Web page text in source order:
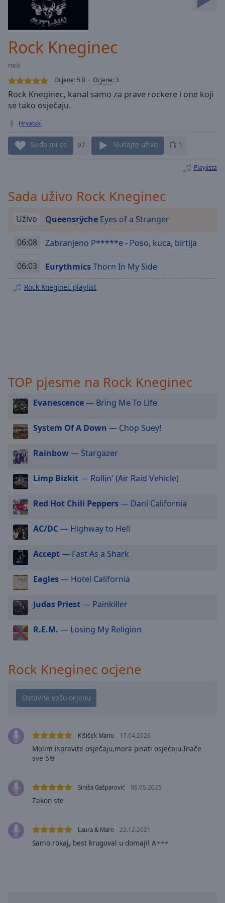
Mute
Current
Time0:00
Loaded:
0.00%
Stream
Seek to
live,
currently
behind
liveLIVE
Chapters
Descriptions
settings,
subtitles
settings
dialog
subtitles
off
selected
Audio
Track
Picture-
in-
Picture
Fullscreen
modal
window.
Beginning
dialog
will
Text
Opacity
Background
Color
Rock Kneginec
rock
Ocjene: 5.0 Ocjene:3
Rock Kneginec, kanal samo za prave rockere i one koji
se tako osječaju.
Hrvatski
Sviđa mi se 97 Slušajte uživo 1
Playlista
Sada uživo Rock Kneginec
Uživo Queensrÿche Eyes of a Stranger
06:08 Zabranjeno P*****e - Poso, kuca, birtija
06:03 EurythmicsThorn In My Side
Rock Kneginec playlist
TOP pjesme na Rock Kneginec
Evanescence— Bring Me To Life
System Of A Down — Chop Suey!
Rainbow— Stargazer
Limp Bizkit— Rollin' (Air Raid Vehicle)
Red Hot Chili Peppers— Dani California
AC/DC— Highway to Hell
Accept— Fast As a Shark
Eagles— Hotel California
Judas Priest— Painkiller
R.E.M. — Losing My Religion
Rock Kneginec ocjene
Kišiček Mario 17.04.2026
Molim ispravite osječaju,mora pisati osjećaju.Inače
sve 5🤘
Siniša Gašparović 06.05.2025
Zakon ste
Laura & Maro 22.12.2021
Samo rokaj, best krugoval u domaji! A+++